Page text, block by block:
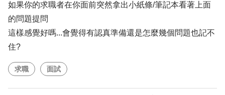
如果你的求職者在你面前突然拿出小紙條/筆記本看著上面
的問題提問
這樣感覺好嗎...會覺得有認真準備還是怎麼幾個問題也記不
住?
求職 面試